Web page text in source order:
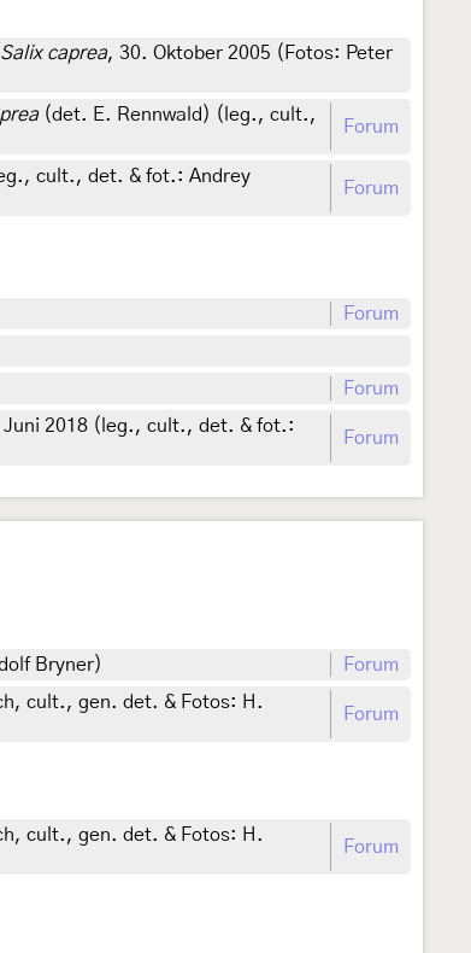
Salix caprea, 30. Oktober 2005 (Fotos: Peter
(det. E. Rennwald) (leg., cult.,
Forum
cult., det. & fot.: Andrey
Forum
Forum
Forum
Juni 2018 (leg., cult., det. & fot.:
Forum
Bryner)
Forum
cult., gen. det. & Fotos: H.
Forum
cult., gen. det. & Fotos: H.
Forum